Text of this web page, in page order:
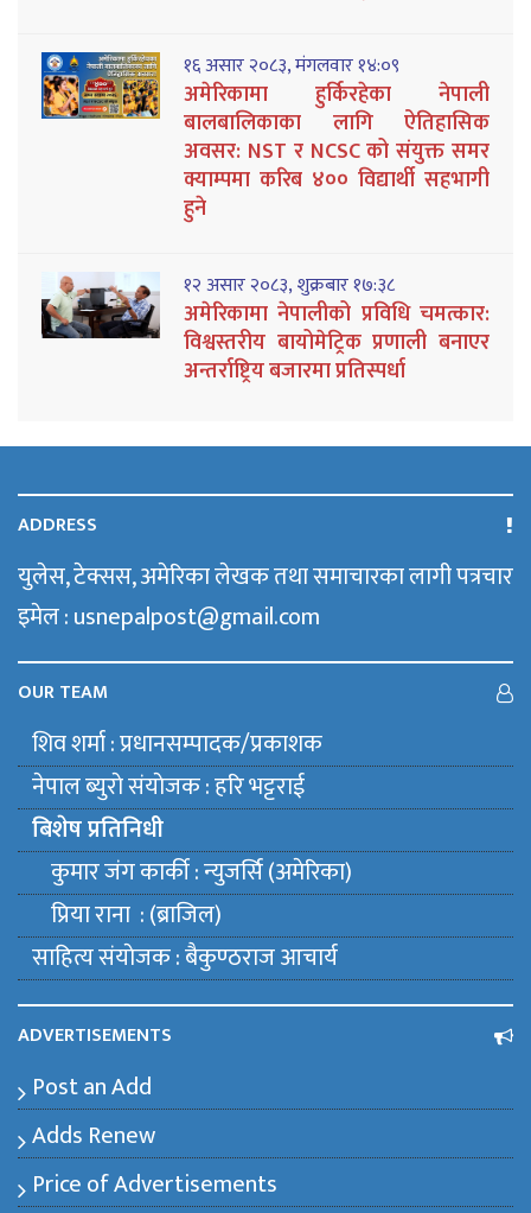
१६ असार २०८३, मंगलवार १४:०९
अमेरिकामा हुर्किरहेका नेपाली
बालबालिकाका लागि ऐतिहासिक
अवसर: NST र NCSC को संयुक्त समर
क्याम्पमा करिब ४०० विद्यार्थी सहभागी
हुने
१२ असार २०८३, शुक्रबार १७:३८
अमेरिकामा नेपालीको प्रविधि चमत्कार:
विश्वस्तरीय बायोमेट्रिक प्रणाली बनाएर
अन्तर्राष्ट्रिय बजारमा प्रतिस्पर्धा
ADDRESS
युलेस, टेक्सस, अमेरिका लेखक तथा समाचारका लागी पत्रचार
इमेल : usnepalpost@gmail.com
OUR TEAM
शिव शर्मा : प्रधानसम्पादक/प्रकाशक
नेपाल ब्युराे संयाेजक : हरि भट्टराई
बिशेष प्रतिनिधी
कुमार जंग कार्की : न्युजर्सि (अमेरिका)
प्रिया राना : (ब्राजिल)
साहित्य संयाेजक : बैकुण्ठराज आचार्य
ADVERTISEMENTS
Post an Add
Adds Renew
Price of Advertisements